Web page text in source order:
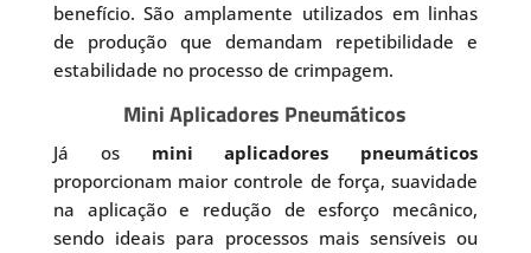
benefício. São amplamente utilizados em linhas
de produção que demandam repetibilidade e
estabilidade no processo de crimpagem.
Mini Aplicadores Pneumáticos
Já os mini aplicadores pneumáticos
proporcionam maior controle de força, suavidade
na aplicação e redução de esforço mecânico,
sendo ideais para processos mais sensíveis ou